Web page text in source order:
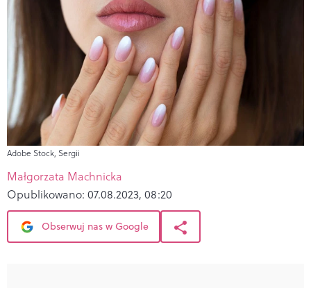
Adobe Stock, Sergii
Małgorzata Machnicka
Opublikowano: 07.08.2023, 08:20
Obserwuj nas w Google